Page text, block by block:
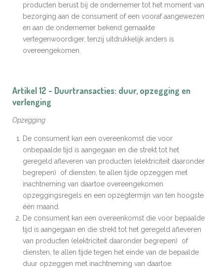
producten berust bij de ondernemer tot het moment van
bezorging aan de consument of een vooraf aangewezen
en aan de ondernemer bekend gemaakte
vertegenwoordiger, tenzij uitdrukkelijk anders is
overeengekomen.
Artikel 12 - Duurtransacties: duur, opzegging en
verlenging
Opzegging
De consument kan een overeenkomst die voor
onbepaalde tijd is aangegaan en die strekt tot het
geregeld afleveren van producten (elektriciteit daaronder
begrepen) of diensten, te allen tijde opzeggen met
inachtneming van daartoe overeengekomen
opzeggingsregels en een opzegtermijn van ten hoogste
één maand.
De consument kan een overeenkomst die voor bepaalde
tijd is aangegaan en die strekt tot het geregeld afleveren
van producten (elektriciteit daaronder begrepen) of
diensten, te allen tijde tegen het einde van de bepaalde
duur opzeggen met inachtneming van daartoe